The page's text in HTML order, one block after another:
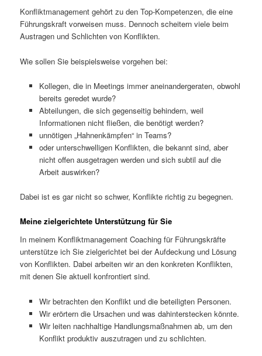
Konfliktmanagement gehört zu den Top-Kompetenzen, die eine
Führungskraft vorweisen muss. Dennoch scheitern viele beim
Austragen und Schlichten von Konflikten.
Wie sollen Sie beispielsweise vorgehen bei:
Kollegen, die in Meetings immer aneinandergeraten, obwohl
bereits geredet wurde?
Abteilungen, die sich gegenseitig behindern, weil
Informationen nicht fließen, die benötigt werden?
unnötigen „Hahnenkämpfen“ in Teams?
oder unterschwelligen Konflikten, die bekannt sind, aber
nicht offen ausgetragen werden und sich subtil auf die
Arbeit auswirken?
Dabei ist es gar nicht so schwer, Konflikte richtig zu begegnen.
Meine zielgerichtete Unterstützung für Sie
In meinem Konfliktmanagement Coaching für Führungskräfte
unterstütze ich Sie zielgerichtet bei der Aufdeckung und Lösung
von Konflikten. Dabei arbeiten wir an den konkreten Konflikten,
mit denen Sie aktuell konfrontiert sind.
Wir betrachten den Konflikt und die beteiligten Personen.
Wir erörtern die Ursachen und was dahinterstecken könnte.
Wir leiten nachhaltige Handlungsmaßnahmen ab, um den
Konflikt produktiv auszutragen und zu schlichten.